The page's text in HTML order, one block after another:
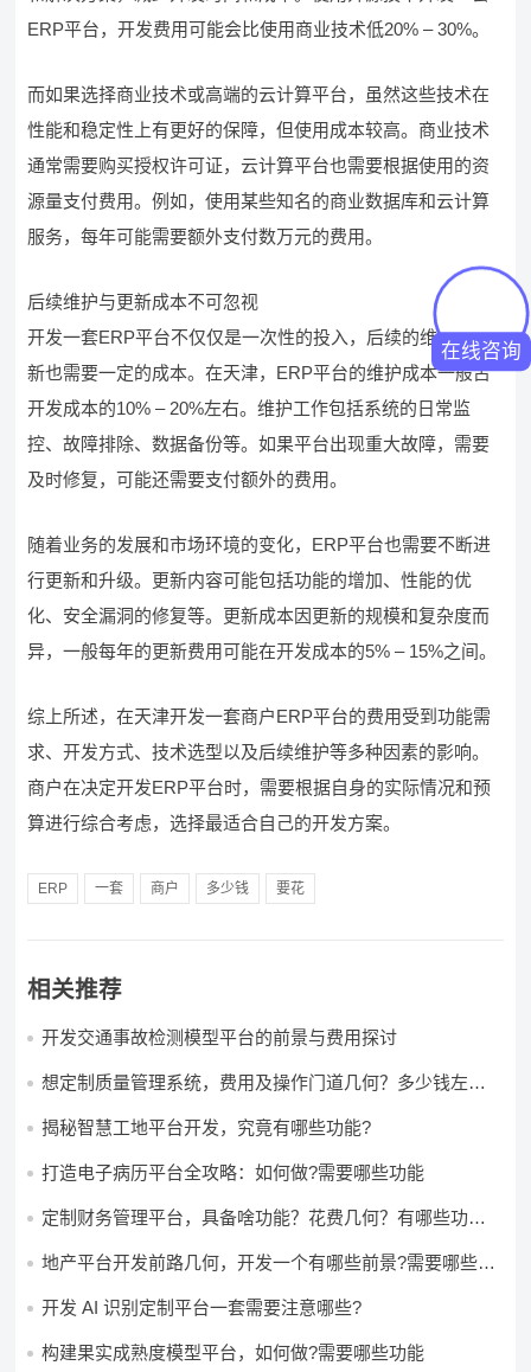
ERP平台，开发费用可能会比使用商业技术低20% – 30%。
而如果选择商业技术或高端的云计算平台，虽然这些技术在
性能和稳定性上有更好的保障，但使用成本较高。商业技术
通常需要购买授权许可证，云计算平台也需要根据使用的资
源量支付费用。例如，使用某些知名的商业数据库和云计算
服务，每年可能需要额外支付数万元的费用。
后续维护与更新成本不可忽视
开发一套ERP平台不仅仅是一次性的投入，后续的维护和更
新也需要一定的成本。在天津，ERP平台的维护成本一般占
开发成本的10% – 20%左右。维护工作包括系统的日常监
控、故障排除、数据备份等。如果平台出现重大故障，需要
及时修复，可能还需要支付额外的费用。
随着业务的发展和市场环境的变化，ERP平台也需要不断进
行更新和升级。更新内容可能包括功能的增加、性能的优
化、安全漏洞的修复等。更新成本因更新的规模和复杂度而
异，一般每年的更新费用可能在开发成本的5% – 15%之间。
综上所述，在天津开发一套商户ERP平台的费用受到功能需
求、开发方式、技术选型以及后续维护等多种因素的影响。
商户在决定开发ERP平台时，需要根据自身的实际情况和预
算进行综合考虑，选择最适合自己的开发方案。
ERP 一套 商户 多少钱 要花
相关推荐
开发交通事故检测模型平台的前景与费用探讨
想定制质量管理系统，费用及操作门道几何？多少钱左右
揭秘智慧工地平台开发，究竟有哪些功能?
打造电子病历平台全攻略：如何做?需要哪些功能
定制财务管理平台，具备啥功能？花费几何？有哪些功能?
地产平台开发前路几何，开发一个有哪些前景?需要哪些费
开发 AI 识别定制平台一套需要注意哪些?
构建果实成熟度模型平台，如何做?需要哪些功能
在线咨询